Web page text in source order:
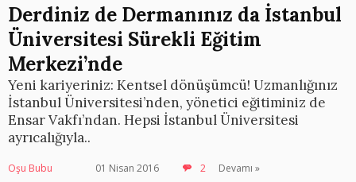
Derdiniz de Dermanınız da İstanbul
Üniversitesi Sürekli Eğitim
Merkezi’nde
Yeni kariyeriniz: Kentsel dönüşümcü! Uzmanlığınız
İstanbul Üniversitesi’nden, yönetici eğitiminiz de
Ensar Vakfı’ndan. Hepsi İstanbul Üniversitesi
ayrıcalığıyla..
Oşu Bubu 01 Nisan 2016 2 Devamı »